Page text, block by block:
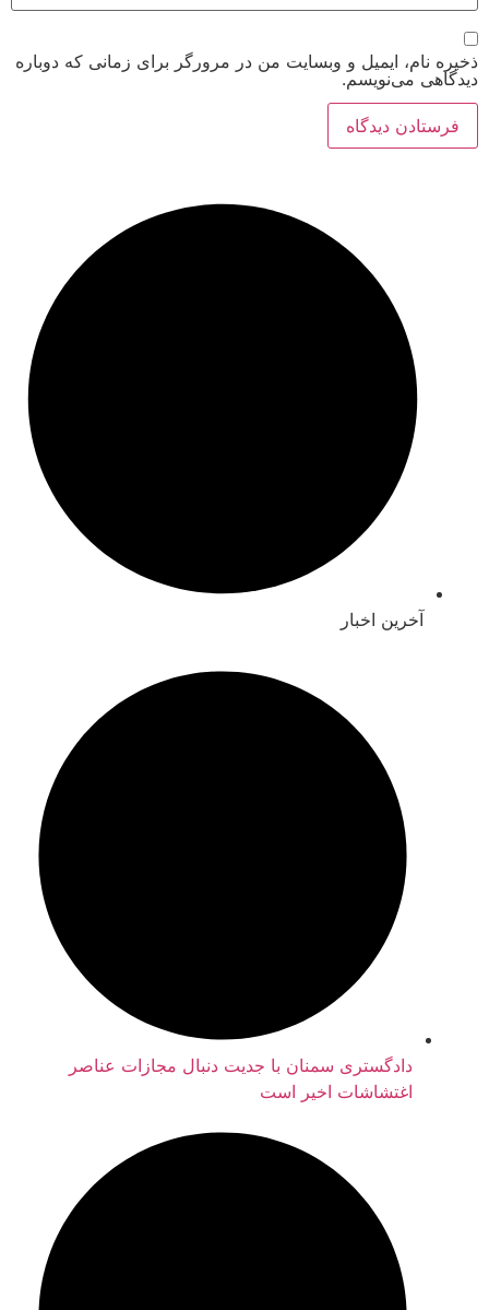
ایمیل و وبسایت من در مرورگر برای زمانی که دوباره
می‌نویسم.
آخرین اخبار
دادگستری سمنان با جدیت دنبال مجازات عناصر
اغتشاشات اخیر است